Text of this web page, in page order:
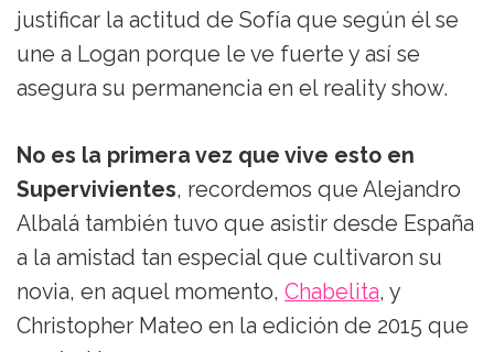
justificar la actitud de Sofía que según él se
une a Logan porque le ve fuerte y así se
asegura su permanencia en el reality show.
No es la primera vez que vive esto en
Supervivientes, recordemos que Alejandro
Albalá también tuvo que asistir desde España
a la amistad tan especial que cultivaron su
novia, en aquel momento, Chabelita, y
Christopher Mateo en la edición de 2015 que